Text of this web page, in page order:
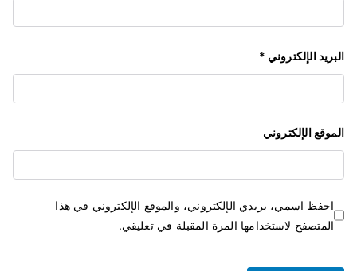
البريد الإلكتروني *
الموقع الإلكتروني
احفظ اسمي، بريدي الإلكتروني، والموقع الإلكتروني في هذا
المتصفح لاستخدامها المرة المقبلة في تعليقي.